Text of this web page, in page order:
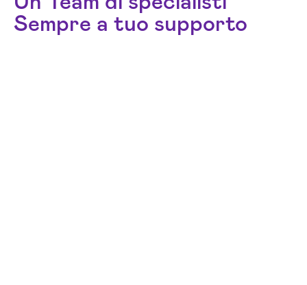
Sempre a tuo supporto